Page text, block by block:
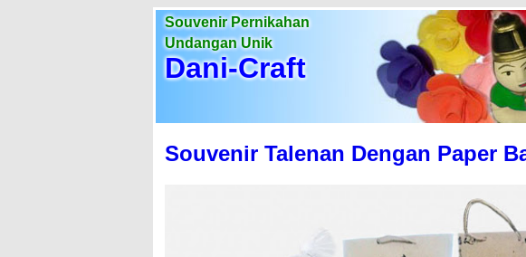
Souvenir Pernikahan
Undangan Unik
Dani-Craft
Souvenir Talenan Dengan Paper